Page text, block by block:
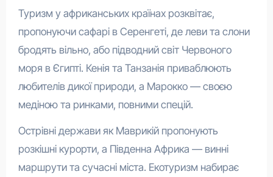
Туризм у африканських країнах розквітає,
пропонуючи сафарі в Серенгеті, де леви та слони
бродять вільно, або підводний світ Червоного
моря в Єгипті. Кенія та Танзанія приваблюють
любителів дикої природи, а Марокко — своєю
медіною та ринками, повними спецій.
Острівні держави як Маврикій пропонують
розкішні курорти, а Південна Африка — винні
маршрути та сучасні міста. Екотуризм набирає